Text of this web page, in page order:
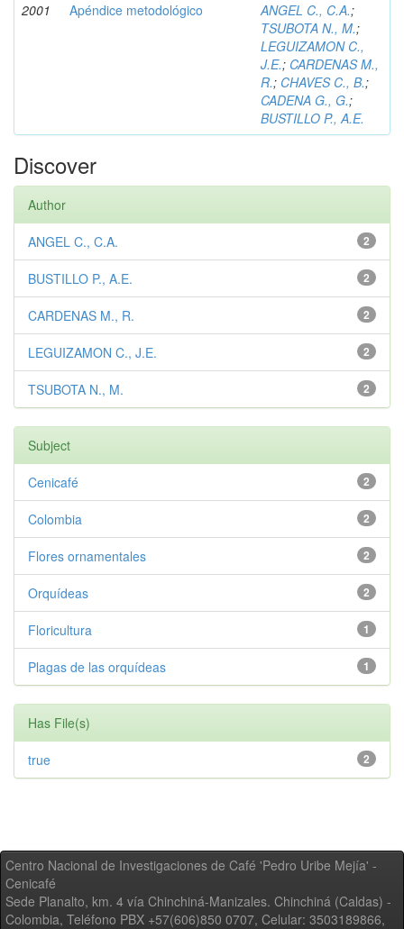
2001
Apéndice metodológico ANGEL C., C.A.;
TSUBOTA N., M.;
LEGUIZAMON C.,
J.E.; CARDENAS M.,
R.; CHAVES C., B.;
CADENA G., G.;
BUSTILLO P., A.E.
Discover
Author
2
ANGEL C., C.A.
2
BUSTILLO P., A.E.
2
CARDENAS M., R.
2
LEGUIZAMON C., J.E.
2
TSUBOTA N., M.
Subject
2
Cenicafé
2
Colombia
2
Flores ornamentales
2
Orquídeas
1
Floricultura
1
Plagas de las orquídeas
Has File(s)
2
true
Centro Nacional de Investigaciones de Café 'Pedro Uribe Mejía' -
Cenicafé
Sede Planalto, km. 4 vía Chinchiná-Manizales. Chinchiná (Caldas) -
Colombia, Teléfono PBX +57(606)850 0707, Celular: 3503189866,